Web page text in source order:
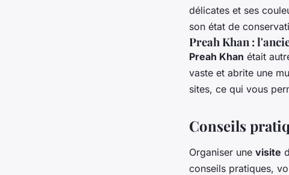
délicates et ses
son état de
Preah Khan :
Preah Khan était
vaste et abrite une
sites, ce qui vous
Conseils
Organiser une visite
conseils pratiques,